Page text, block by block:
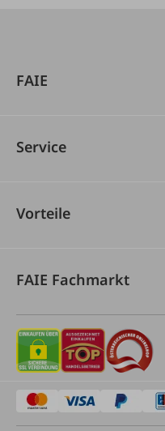
FAIE
Service
Vorteile
FAIE Fachmarkt